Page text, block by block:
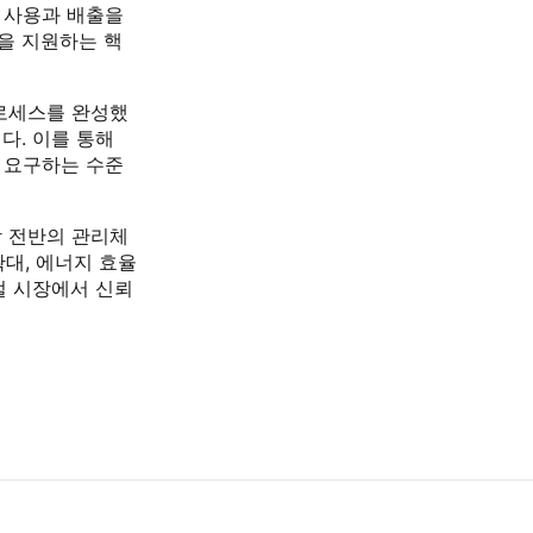
용과 배출을
지원하는 핵
스를 완성했
. 이를 통해
구하는 수준
전반의 관리체
, 에너지 효율
시장에서 신뢰